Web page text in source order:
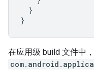
}
}
在应用级 build 文件中